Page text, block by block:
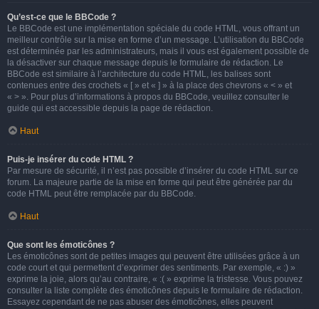
Qu’est-ce que le BBCode ?
Le BBCode est une implémentation spéciale du code HTML, vous offrant un
meilleur contrôle sur la mise en forme d’un message. L’utilisation du BBCode
est déterminée par les administrateurs, mais il vous est également possible de
la désactiver sur chaque message depuis le formulaire de rédaction. Le
BBCode est similaire à l’architecture du code HTML, les balises sont
contenues entre des crochets « [ » et « ] » à la place des chevrons « < » et
« > ». Pour plus d’informations à propos du BBCode, veuillez consulter le
guide qui est accessible depuis la page de rédaction.
Haut
Puis-je insérer du code HTML ?
Par mesure de sécurité, il n’est pas possible d’insérer du code HTML sur ce
forum. La majeure partie de la mise en forme qui peut être générée par du
code HTML peut être remplacée par du BBCode.
Haut
Que sont les émoticônes ?
Les émoticônes sont de petites images qui peuvent être utilisées grâce à un
code court et qui permettent d’exprimer des sentiments. Par exemple, « :) »
exprime la joie, alors qu’au contraire, « :( » exprime la tristesse. Vous pouvez
consulter la liste complète des émoticônes depuis le formulaire de rédaction.
Essayez cependant de ne pas abuser des émoticônes, elles peuvent